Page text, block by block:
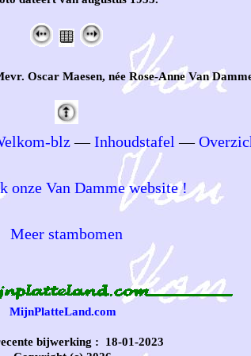
Oscar Maesen, née Rose-Anne Van
blz—Inhoudstafel —
onze Van Damme website !
Meer stambomen
MijnPlatteLand.com
bijwerking : 18-01-2023